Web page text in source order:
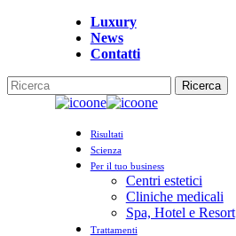
Luxury
News
Contatti
Ricerca
Menu
Risultati
Scienza
Per il tuo business
Centri estetici
Cliniche medicali
Spa, Hotel e Resort
Trattamenti